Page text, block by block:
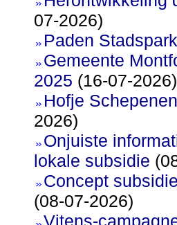
07-2026)
Paden
Gemeente
2025 (16-07-2026)
Hofje
2026)
Onjuiste
lokale subsidie
Concept
(08-07-2026)
Vitens-